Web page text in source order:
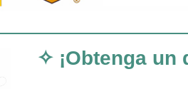
✧ ¡Obtenga